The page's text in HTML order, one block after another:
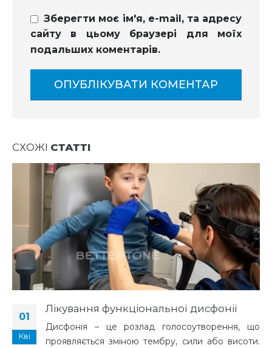
Зберегти моє ім'я, e-mail, та адресу
сайту в цьому браузері для моїх
подальших коментарів.
СХОЖІ СТАТТІ
01
Кві
Лікування функціональної дисфонії
Дисфонія – це розлад голосоутворення, що
проявляється зміною тембру, сили або висоти.